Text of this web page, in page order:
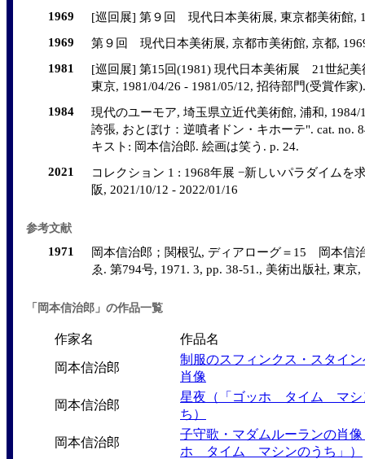
1969
[巡回展] 第９回 現代日本美術展, 東京都美術館,
1969
第９回 現代日本美術展, 京都市美術館, 京都,
1981
[巡回展] 第15回(1981) 現代日本美術展 21世紀美
東京, 1981/04/26 - 1981/05/12, 招待部門(受賞作家
1984
現代のユーモア, 埼玉県立近代美術館, 浦和, 1984/
誇張, おとぼけ：逆噴者ドン・キホーテ". cat. no.
キスト: 岡本信治郎. 絵画は笑う. p. 24.
2021
コレクション 1 : 1968年展 −新しいパラダイムを
阪, 2021/10/12 - 2022/01/16
参考文献
1971
岡本信治郎；関根弘, ディアローグ＝15 岡本信
ゑ. 第794号, 1971. 3, pp. 38-51., 美術出版社, 東京,
「岡本信治郎」の作品一覧
作家名 作品名
岡本信治郎
制服のスフィンクス・スタイ
肖像
岡本信治郎
星夜（「ゴッホ タイム マシ
ち）
岡本信治郎
子守歌・マダムルーランの肖
ホ タイム マシンのうち」）